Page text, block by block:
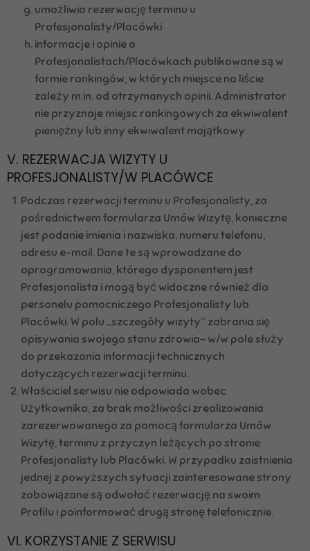
umożliwia rezerwację terminu u
Profesjonalisty/Placówki
informacje i opinie o
Profesjonalistach/Placówkach publikowane są w
formie rankingów, w których miejsce na liście
zależy m.in. od otrzymanych opinii. Administrator
nie przyznaje miejsc rankingowych za ekwiwalent
pieniężny lub inny ekwiwalent majątkowy
V. REZERWACJA WIZYTY U
PROFESJONALISTY/W PLACÓWCE
Podczas rezerwacji terminu u Profesjonalisty, za
pośrednictwem formularza Umów Wizytę, konieczne
jest podanie imienia i nazwiska, numeru telefonu,
adresu e-mail. Dane te są wprowadzane do
oprogramowania, którego dysponentem jest
Profesjonalista i mogą być widoczne również dla
personelu pomocniczego Profesjonalisty lub
Placówki. W polu „szczegóły wizyty” zabrania się
opisywania swojego stanu zdrowia- w/w pole służy
do przekazania informacji technicznych
dotyczących rezerwacji terminu.
Właściciel serwisu nie odpowiada wobec
Użytkownika, za brak możliwości zrealizowania
zarezerwowanego za pomocą formularza Umów
Wizytę, terminu z przyczyn leżących po stronie
Profesjonalisty lub Placówki. W przypadku zaistnienia
jednej z powyższych sytuacji zainteresowane strony
zobowiązane są odwołać rezerwację na swoim
Profilu i poinformować drugą stronę telefonicznie.
VI. KORZYSTANIE Z SERWISU